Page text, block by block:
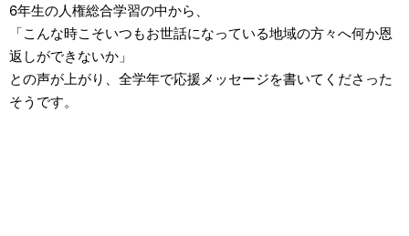
6年生の人権総合学習の中から、
「こんな時こそいつもお世話になっている地域の方々へ何か恩
返しができないか」
との声が上がり、全学年で応援メッセージを書いてくださった
そうです。